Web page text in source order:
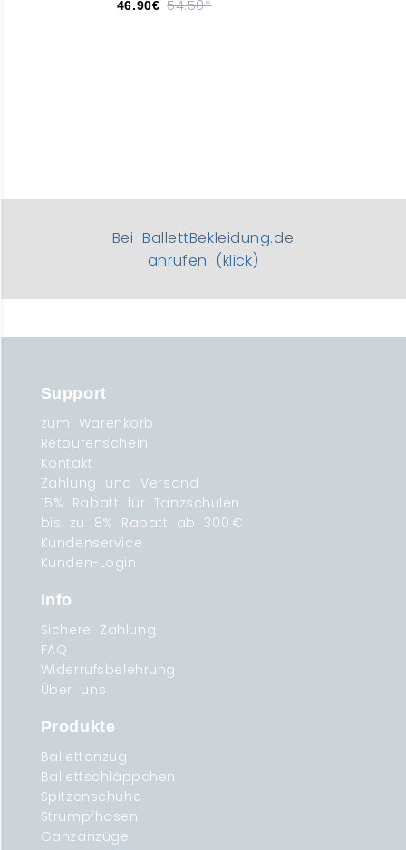
46.90€ 54.50*
Bei BallettBekleidung.de
anrufen (klick)
Support
zum Warenkorb
Retourenschein
Kontakt
Zahlung und Versand
15% Rabatt für Tanzschulen
bis zu 8% Rabatt ab 300 €
Kundenservice
Kunden-Login
Info
Sichere Zahlung
FAQ
Widerrufsbelehrung
Über uns
Produkte
Ballettanzug
Ballettschläppchen
Spitzenschuhe
Strumpfhosen
Ganzanzüge